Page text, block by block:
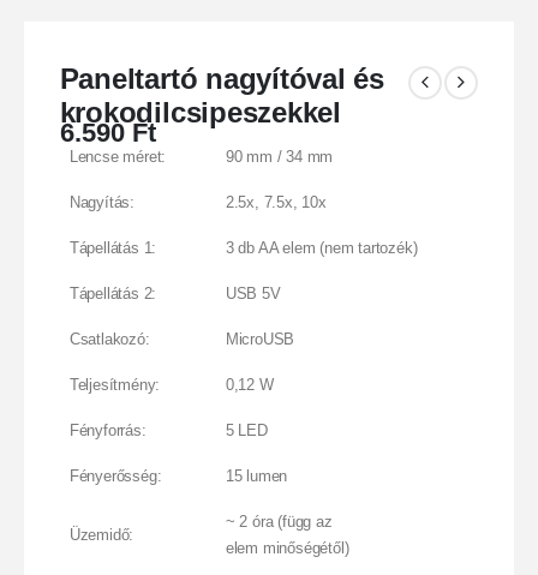
Paneltartó nagyítóval és
krokodilcsipeszekkel
6.590Ft
Lencse méret: 90 mm / 34 mm
Nagyítás: 2.5x, 7.5x, 10x
Tápellátás 1: 3 db AA elem (nem tartozék)
Tápellátás 2: USB 5V
Csatlakozó: MicroUSB
Teljesítmény: 0,12 W
Fényforrás: 5 LED
Fényerősség: 15 lumen
Üzemidő:
~ 2 óra (függ az
elem minőségétől)